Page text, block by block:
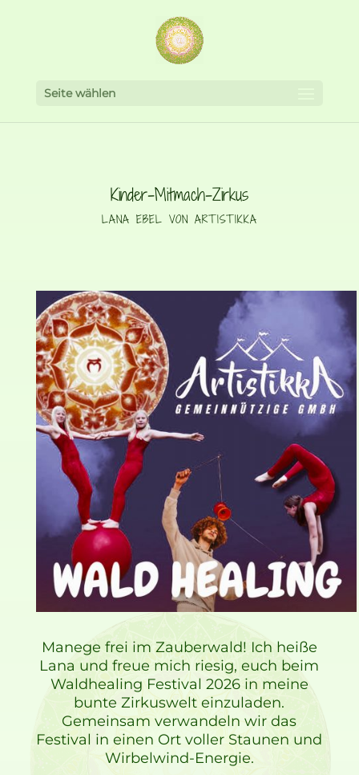
Seite wählen
Kinder-Mitmach-Zirkus
LANA EBEL VON ARTISTIKKA
Manege frei im Zauberwald! Ich heiße
Lana und freue mich riesig, euch beim
Waldhealing Festival 2026 in meine
bunte Zirkuswelt einzuladen.
Gemeinsam verwandeln wir das
Festival in einen Ort voller Staunen und
Wirbelwind-Energie.